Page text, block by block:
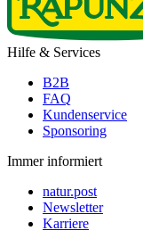
Hilfe & Services
B2B
FAQ
Kundenservice
Sponsoring
Immer informiert
natur.post
Newsletter
Karriere